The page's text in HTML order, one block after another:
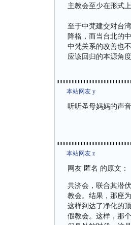
主教会至少在形式
至于中梵建交对台
降格，而当台北的
中梵关系的改善也
应该回归的本源角度
本站网友 y
听听圣母妈妈的声
本站网友 z
网友 匿名 的原文：
共济会，联合其潜
教会。结果，那座
这样到达了净化的
假教会。这样，那